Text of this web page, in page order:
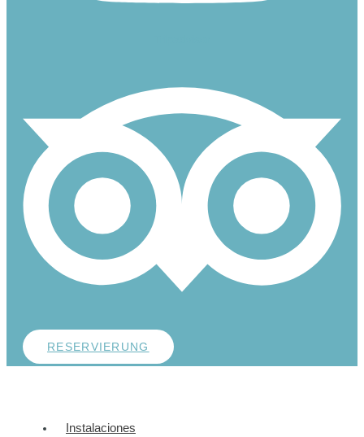
RESERVIERUNG
Instalaciones